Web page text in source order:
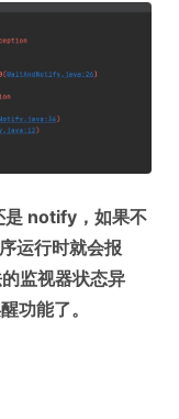
是 notify，如果不
运行时就会报
监视器状态异
功能了。